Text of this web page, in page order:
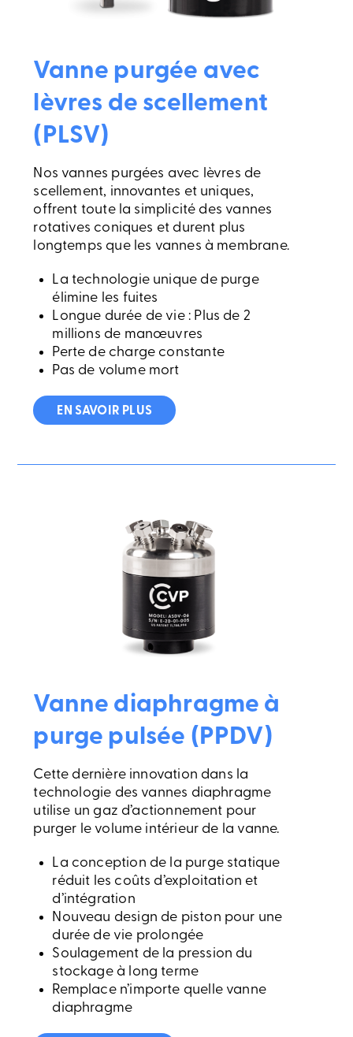
Vanne purgée avec
lèvres de scellement
(PLSV)
Nos vannes purgées avec lèvres de
scellement, innovantes et uniques,
offrent toute la simplicité des vannes
rotatives coniques et durent plus
longtemps que les vannes à membrane.
La technologie unique de purge
élimine les fuites
Longue durée de vie : Plus de 2
millions de manœuvres
Perte de charge constante
Pas de volume mort
EN SAVOIR PLUS
Vanne diaphragme à
purge pulsée (PPDV)
Cette dernière innovation dans la
technologie des vannes diaphragme
utilise un gaz d’actionnement pour
purger le volume intérieur de la vanne.
La conception de la purge statique
réduit les coûts d’exploitation et
d’intégration
Nouveau design de piston pour une
durée de vie prolongée
Soulagement de la pression du
stockage à long terme
Remplace n’importe quelle vanne
diaphragme